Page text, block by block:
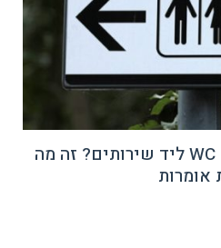
ראיתם פעם את השלט WC ליד שירותים? זה מה